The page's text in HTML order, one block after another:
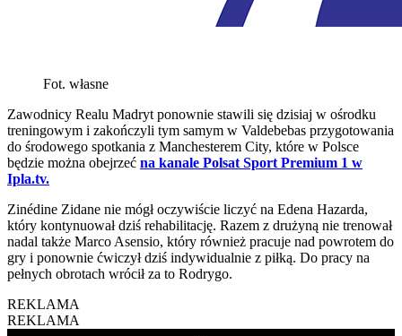
Fot. własne
Zawodnicy Realu Madryt ponownie stawili się dzisiaj w ośrodku
treningowym i zakończyli tym samym w Valdebebas przygotowania
do środowego spotkania z Manchesterem City, które w Polsce
będzie można obejrzeć na kanale Polsat Sport Premium 1 w
Ipla.tv.
Zinédine Zidane nie mógł oczywiście liczyć na Edena Hazarda,
który kontynuował dziś rehabilitację. Razem z drużyną nie trenował
nadal także Marco Asensio, który również pracuje nad powrotem do
gry i ponownie ćwiczył dziś indywidualnie z piłką. Do pracy na
pełnych obrotach wrócił za to Rodrygo.
REKLAMA
REKLAMA